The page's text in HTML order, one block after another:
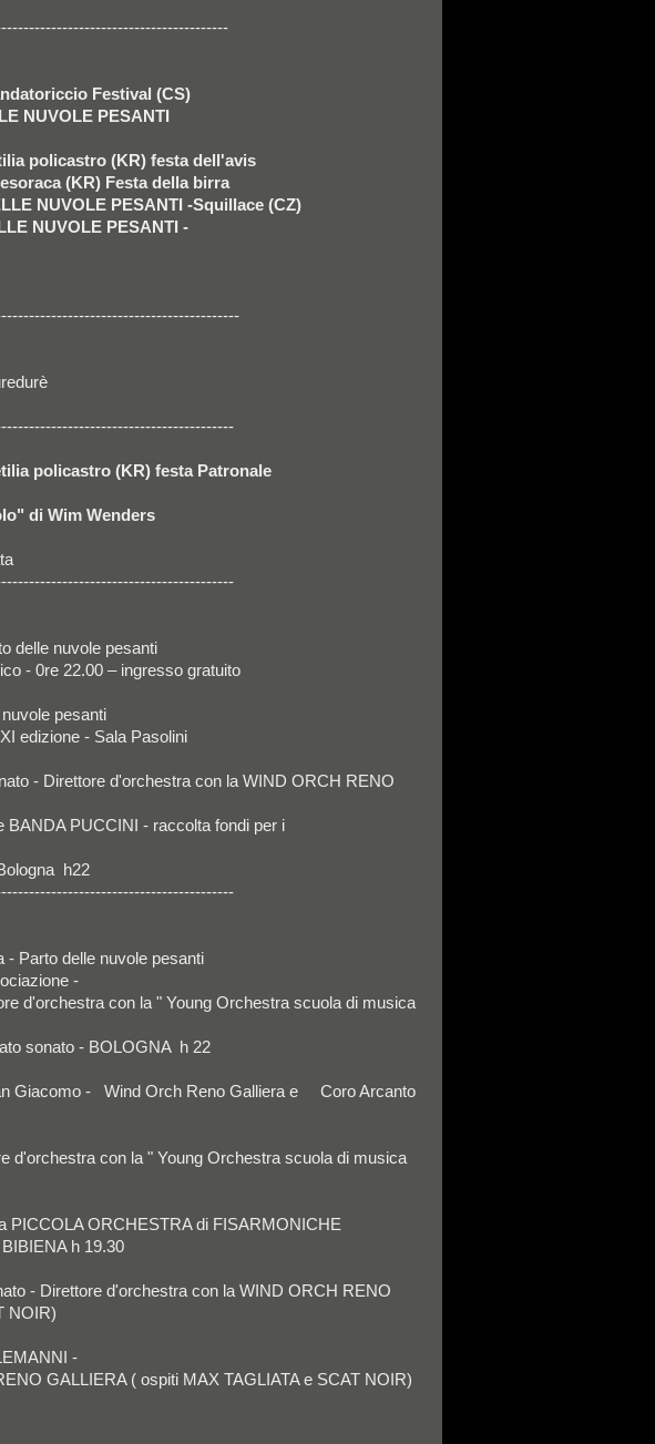
Festival (CS)
NUVOLE PESANTI
policastro (KR) festa dell'avis
(KR) Festa della birra
NUVOLE PESANTI -Squillace (CZ)
NUVOLE PESANTI -
policastro (KR) festa Patronale
di Wim Wenders
delle nuvole pesanti
- 0re 22.00 – ingresso gratuito
pesanti
edizione - Sala Pasolini
- Direttore d'orchestra con la WIND ORCH RENO
PUCCINI - raccolta fondi per i
h22
Parto delle nuvole pesanti
-
d'orchestra con la " Young Orchestra scuola di musica
sonato - BOLOGNA h 22
Giacomo - Wind Orch Reno Galliera e Coro Arcanto
d'orchestra con la " Young Orchestra scuola di musica
ORCHESTRA di FISARMONICHE
h 19.30
- Direttore d'orchestra con la WIND ORCH RENO
NOIR)
-
GALLIERA ( ospiti MAX TAGLIATA e SCAT NOIR)